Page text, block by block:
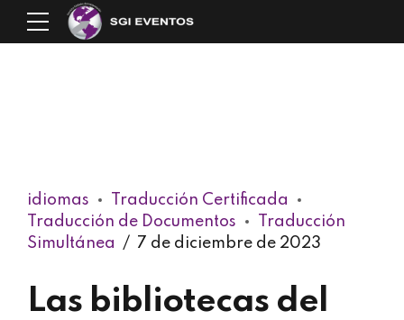
idiomas
Traducción Certificada
Traducción de Documentos
Traducción
Simultánea
7 de diciembre de 2023
Las bibliotecas del